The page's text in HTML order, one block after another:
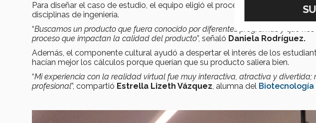
Para diseñar el caso de estudio, el equipo eligió el proceso de producción
disciplinas de ingeniería.
“Buscamos un producto que fuera conocido por diferentes programas y que
proceso que impactan la calidad del producto”, señaló Daniela Rodríguez.
Además, el componente cultural ayudó a despertar el interés de los
hacían mejor los cálculos porque querían que su producto saliera bien.
“Mi experiencia con la realidad virtual fue muy interactiva, atractiva y
profesional”, compartió Estrella Lizeth Vázquez, alumna del Biotecnología